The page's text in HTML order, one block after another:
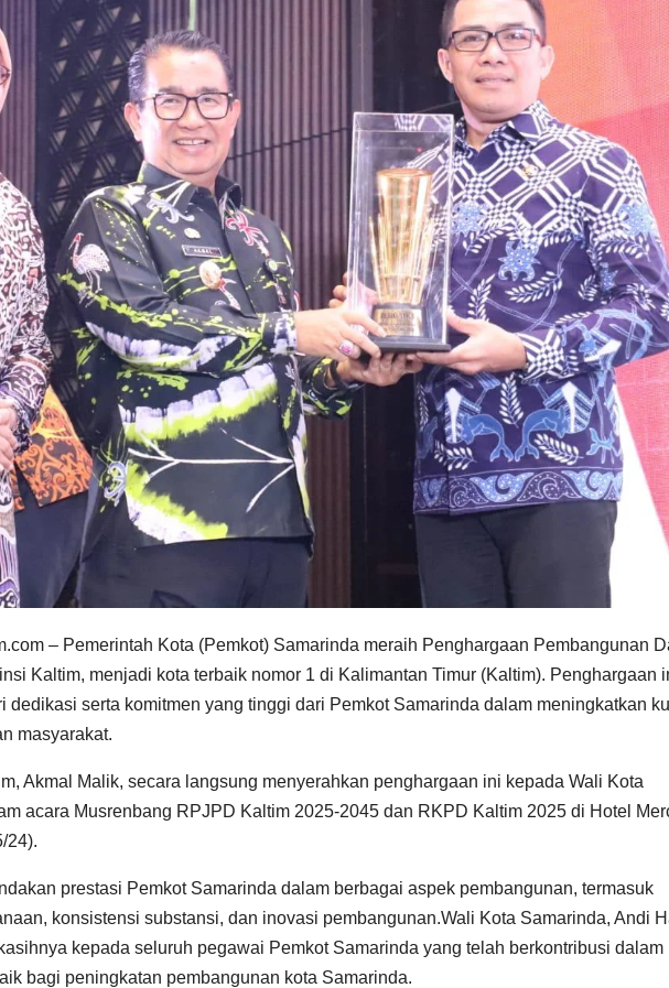
– Pemerintah Kota (Pemkot) Samarinda meraih Penghargaan Pembangunan
Kaltim, menjadi kota terbaik nomor 1 di Kalimantan Timur (Kaltim). Penghargaan
dedikasi serta komitmen yang tinggi dari Pemkot Samarinda dalam meningkatkan
masyarakat.
Akmal Malik, secara langsung menyerahkan penghargaan ini kepada Wali Kota
acara Musrenbang RPJPD Kaltim 2025-2045 dan RKPD Kaltim 2025 di Hotel
24).
prestasi Pemkot Samarinda dalam berbagai aspek pembangunan, termasuk
konsistensi substansi, dan inovasi pembangunan.Wali Kota Samarinda, Andi
kepada seluruh pegawai Pemkot Samarinda yang telah berkontribusi dalam
bagi peningkatan pembangunan kota Samarinda.